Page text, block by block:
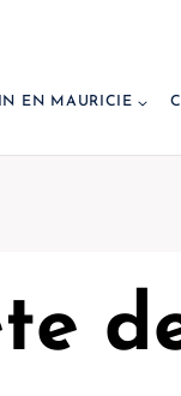
EN MAURICIE